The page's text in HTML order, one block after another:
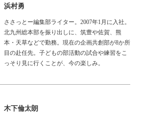
浜村勇
ささっとー編集部ライター。2007年1月に入社。
北九州総本部を振り出しに、筑豊や佐賀、熊
本・天草などで勤務。現在の企画共創部が8か所
目の赴任先。子どもの部活動の試合や練習をこ
っそり見に行くことが、今の楽しみ。
木下倫太朗